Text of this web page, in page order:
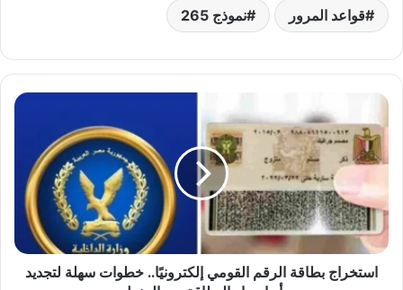
قواعد المرور نموذج 265
استخراج
الرقم
القومي
خطوات
سهلة
لتجديد
أو
إصدار
استخراج بطاقة الرقم القومي إلكترونيًا.. خطوات سهلة لتجديد